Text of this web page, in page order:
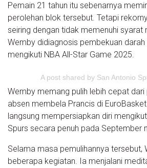
Pemain 21 tahun itu sebenarnya
perolehan blok tersebut. Tetapi
seiring dengan tidak memenuhi syarat
Wemby didiagnosis pembekuan
mengikuti NBA All-Star Game 2025.
A post shared by San Antonio
Wemby memang pulih lebih cepat dari
absen membela Prancis di
langsung mempersiapkan diri
Spurs secara penuh pada September
Selama masa pemulihannya tersebut,
beberapa kegiatan. Ia menjalani